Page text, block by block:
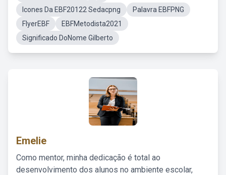
Icones Da EBF20122 Sedacpng
Palavra EBFPNG
FlyerEBF
EBFMetodista2021
Significado DoNome Gilberto
Emelie
Como mentor, minha dedicação é total ao
desenvolvimento dos alunos no ambiente escolar,